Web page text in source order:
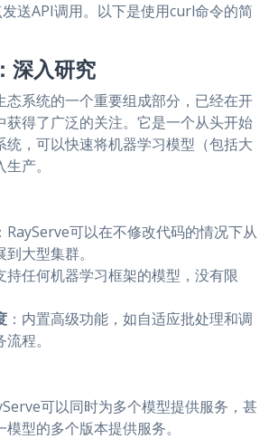
送API调用。以下是使用curl命令的简
深入研究
态系统的一个重要组成部分，已经在开
获得了广泛的关注。它是一个从头开始
统，可以快速将机器学习模型（包括大
产。
：RayServe可以在不修改代码的情况下从
大型集群。
持任何机器学习框架的模型，没有限
：内置高级功能，如自适应批处理和调
程。
可以同时为多个模型提供服务，甚
型的多个版本提供服务。